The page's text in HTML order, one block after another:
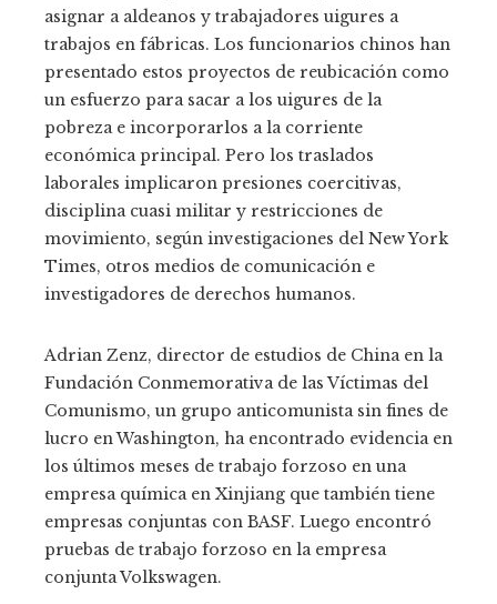
asignar a aldeanos y trabajadores uigures a
trabajos en fábricas. Los funcionarios chinos han
presentado estos proyectos de reubicación como
un esfuerzo para sacar a los uigures de la
pobreza e incorporarlos a la corriente
económica principal. Pero los traslados
laborales implicaron presiones coercitivas,
disciplina cuasi militar y restricciones de
movimiento, según investigaciones del New York
Times, otros medios de comunicación e
investigadores de derechos humanos.
Adrian Zenz, director de estudios de China en la
Fundación Conmemorativa de las Víctimas del
Comunismo, un grupo anticomunista sin fines de
lucro en Washington, ha encontrado evidencia en
los últimos meses de trabajo forzoso en una
empresa química en Xinjiang que también tiene
empresas conjuntas con BASF. Luego encontró
pruebas de trabajo forzoso en la empresa
conjunta Volkswagen.